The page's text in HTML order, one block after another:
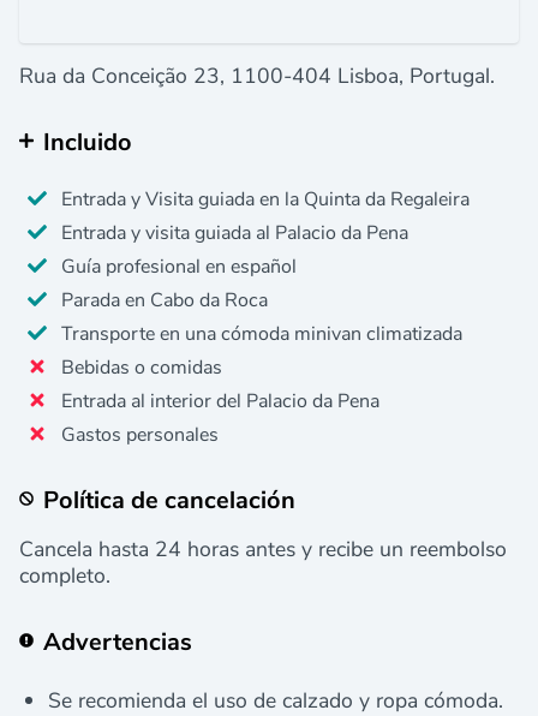
Rua da Conceição 23, 1100-404 Lisboa, Portugal.
Incluido
Entrada y Visita guiada en la Quinta da Regaleira
Entrada y visita guiada al Palacio da Pena
Guía profesional en español
Parada en Cabo da Roca
Transporte en una cómoda minivan climatizada
Bebidas o comidas
Entrada al interior del Palacio da Pena
Gastos personales
Política de cancelación
Cancela hasta 24 horas antes y recibe un reembolso
completo.
Advertencias
Se recomienda el uso de calzado y ropa cómoda.